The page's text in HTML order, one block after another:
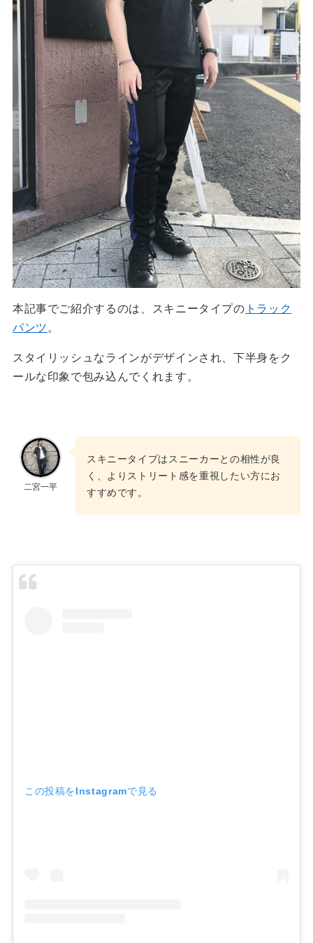
本記事でご紹介するのは、スキニータイプの トラック
パンツ 。
スタイリッシュなラインがデザインされ、下半身をク
ールな印象で包み込んでくれます。
二宮一平
スキニータイプはスニーカーとの相性が良
く、よりストリート感を重視したい方にお
すすめです。
この投稿をInstagramで見る